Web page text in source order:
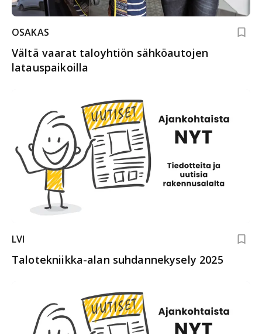
OSAKAS
Vältä vaarat taloyhtiön sähköautojen
latauspaikoilla
LVI
Talotekniikka-alan suhdannekysely 2025